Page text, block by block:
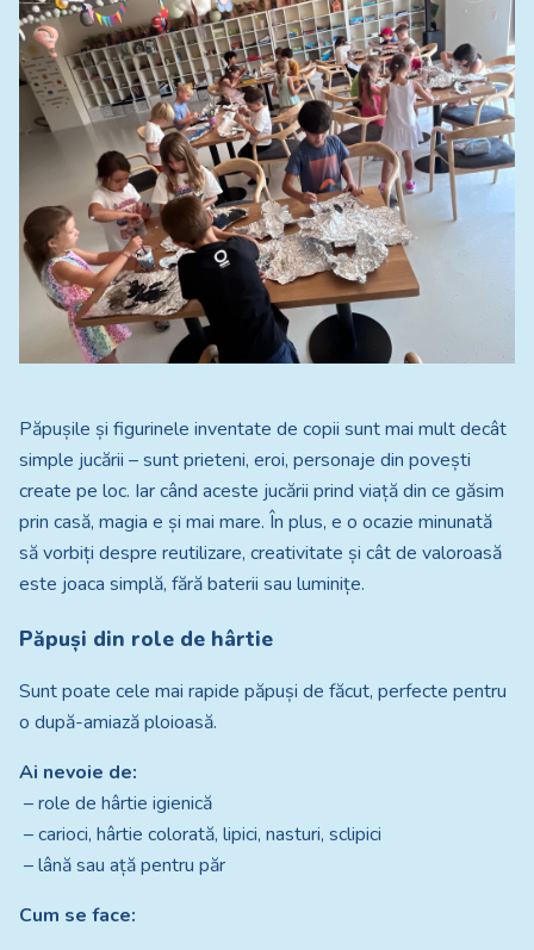
Păpușile și figurinele inventate de copii sunt mai mult decât
simple jucării – sunt prieteni, eroi, personaje din povești
create pe loc. Iar când aceste jucării prind viață din ce găsim
prin casă, magia e și mai mare. În plus, e o ocazie minunată
să vorbiți despre reutilizare, creativitate și cât de valoroasă
este joaca simplă, fără baterii sau luminițe.
Păpuși din role de hârtie
Sunt poate cele mai rapide păpuși de făcut, perfecte pentru
o după-amiază ploioasă.
Ai nevoie de:
– role de hârtie igienică
– carioci, hârtie colorată, lipici, nasturi, sclipici
– lână sau ață pentru păr
Cum se face: